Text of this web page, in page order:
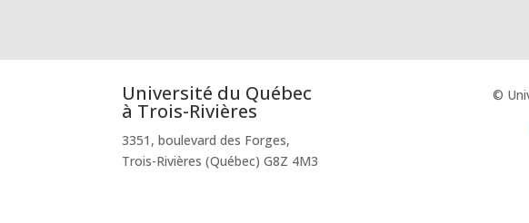
Université du Québec
à Trois-Rivières
3351, boulevard des Forges,
Trois-Rivières (Québec) G8Z 4M3
©